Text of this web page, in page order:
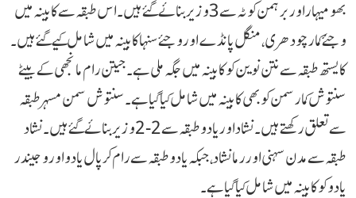
بھومیہار اور برہمن کوٹہ سے 3 وزیر بنائے گئے ہیں۔ اس طبقہ سے کابینہ میں
وجئے کمار چودھری، منگل پانڈے اور وجئے سنہا کابینہ میں شامل کیے گئے ہیں۔
کایستھ طبقہ سے نتن نوین کو کابینہ میں جگہ ملی ہے۔ جیتن رام مانجھی کے بیٹے
سنتوش کمار سمن کو بھی کابینہ میں شامل کیا گیا ہے۔ سنتوش سمن مسہر طبقہ
سے تعلق رکھتے ہیں۔نشاد اور یادو طبقہ سے 2-2 وزیر بنائے گئے ہیں۔ نشاد
طبقہ سے مدن سہنی اور رما نشاد، جبکہ یادو طبقہ سے رام کرپال یادو اور وجیندر
یادو کو کابینہ میں شامل کیا گیا ہے۔